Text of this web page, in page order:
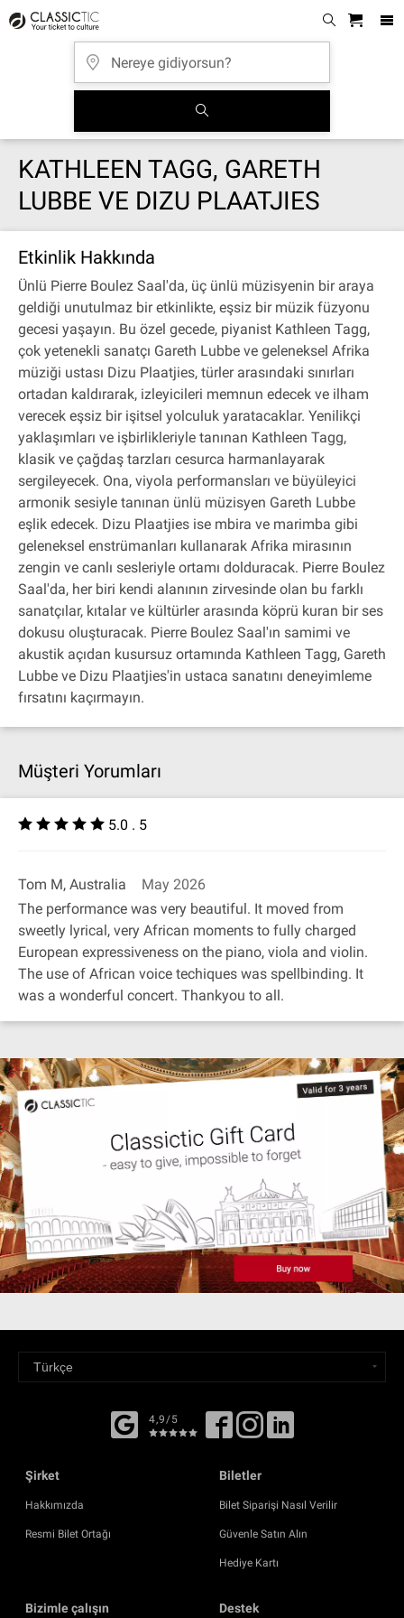
KATHLEEN TAGG, GARETH
LUBBE VE DIZU PLAATJIES
Etkinlik Hakkında
Ünlü Pierre Boulez Saal'da, üç ünlü müzisyenin bir araya
geldiği unutulmaz bir etkinlikte, eşsiz bir müzik füzyonu
gecesi yaşayın. Bu özel gecede, piyanist Kathleen Tagg,
çok yetenekli sanatçı Gareth Lubbe ve geleneksel Afrika
müziği ustası Dizu Plaatjies, türler arasındaki sınırları
ortadan kaldırarak, izleyicileri memnun edecek ve ilham
verecek eşsiz bir işitsel yolculuk yaratacaklar. Yenilikçi
yaklaşımları ve işbirlikleriyle tanınan Kathleen Tagg,
klasik ve çağdaş tarzları cesurca harmanlayarak
sergileyecek. Ona, viyola performansları ve büyüleyici
armonik sesiyle tanınan ünlü müzisyen Gareth Lubbe
eşlik edecek. Dizu Plaatjies ise mbira ve marimba gibi
geleneksel enstrümanları kullanarak Afrika mirasının
zengin ve canlı sesleriyle ortamı dolduracak. Pierre Boulez
Saal'da, her biri kendi alanının zirvesinde olan bu farklı
sanatçılar, kıtalar ve kültürler arasında köprü kuran bir ses
dokusu oluşturacak. Pierre Boulez Saal'ın samimi ve
akustik açıdan kusursuz ortamında Kathleen Tagg, Gareth
Lubbe ve Dizu Plaatjies'in ustaca sanatını deneyimleme
fırsatını kaçırmayın.
Müşteri Yorumları
5.0 . 5
Tom M, Australia
May 2026
The performance was very beautiful. It moved from
sweetly lyrical, very African moments to fully charged
European expressiveness on the piano, viola and violin.
The use of African voice techiques was spellbinding. It
was a wonderful concert. Thankyou to all.
4,9/5
Şirket
Hakkımızda
Resmi Bilet Ortağı
Biletler
Bilet Siparişi Nasıl Verilir
Güvenle Satın Alın
Hediye Kartı
Bizimle çalışın Destek